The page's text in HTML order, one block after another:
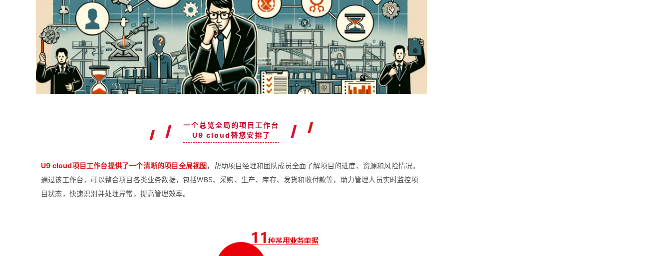
一个总览全局的项目工作台
U9 cloud替您安排了
U9 cloud项目工作台提供了一个清晰的项目全局视图，帮助项目经理和团队成员全面了解项目的进度、资源和风险情况。
通过该工作台，可以整合项目各类业务数据，包括WBS、采购、生产、库存、发货和收付款等，助力管理人员实时监控项
目状态，快速识别并处理异常，提高管理效率。